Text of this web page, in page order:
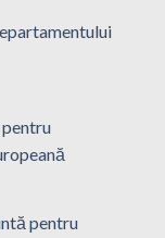
pentru